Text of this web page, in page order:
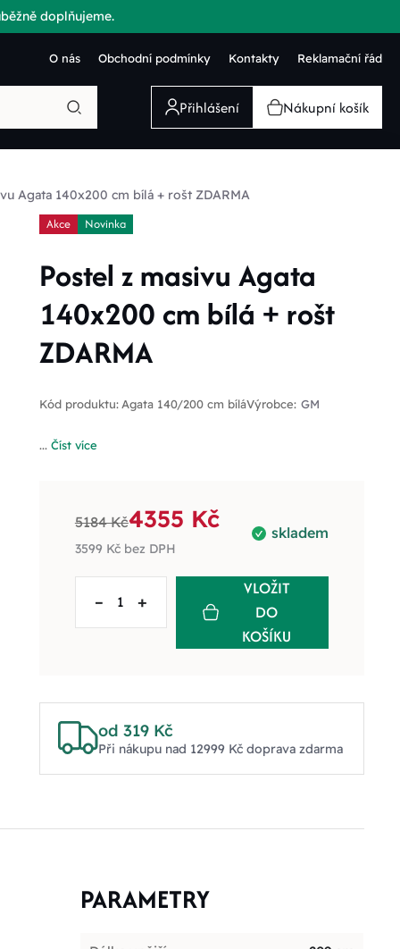
doplňujeme.
O nás Obchodní podmínky Kontakty Reklamační řád
Přihlášení Nákupní košík
Agata 140x200 cm bílá + rošt ZDARMA
Akce Novinka
Postel z masivu Agata
140x200 cm bílá + rošt
ZDARMA
Kód produktu: Agata 140/200 cm bíláVýrobce: GM
... Číst více
skladem
5184 Kč4355 Kč
3599 Kčbez DPH
– +
VLOŽIT
DO
KOŠÍKU
od 319 Kč
Při nákupu nad 12999 Kč doprava zdarma
PARAMETRY